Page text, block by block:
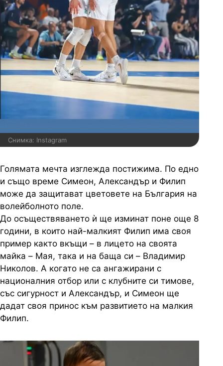
Снимка: Instagram
Голямата мечта изглежда постижима. По едно
и също време Симеон, Александър и Филип
може да защитават цветовете на България на
волейболното поле.
До осъществяването ѝ ще изминат поне още 8
години, в които най-малкият Филип има своя
пример както вкъщи – в лицето на своята
майка – Мая, така и на баща си – Владимир
Николов. А когато не са ангажирани с
националния отбор или с клубните си тимове,
със сигурност и Александър, и Симеон ще
дадат своя принос към развитието на малкия
Филип.